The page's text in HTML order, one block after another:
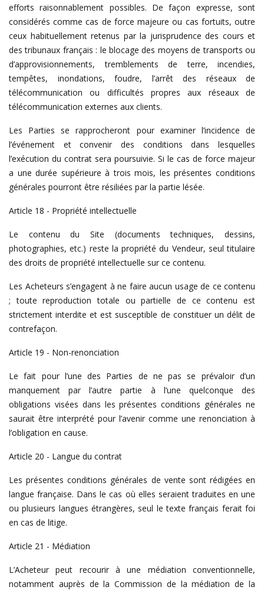
efforts raisonnablement possibles. De façon expresse, sont
considérés comme cas de force majeure ou cas fortuits, outre
ceux habituellement retenus par la jurisprudence des cours et
des tribunaux français : le blocage des moyens de transports ou
d’approvisionnements, tremblements de terre, incendies,
tempêtes, inondations, foudre, l’arrêt des réseaux de
télécommunication ou difficultés propres aux réseaux de
télécommunication externes aux clients.
Les Parties se rapprocheront pour examiner l’incidence de
l’événement et convenir des conditions dans lesquelles
l’exécution du contrat sera poursuivie. Si le cas de force majeur
a une durée supérieure à trois mois, les présentes conditions
générales pourront être résiliées par la partie lésée.
Article 18 - Propriété intellectuelle
Le contenu du Site (documents techniques, dessins,
photographies, etc.) reste la propriété du Vendeur, seul titulaire
des droits de propriété intellectuelle sur ce contenu.
Les Acheteurs s’engagent à ne faire aucun usage de ce contenu
; toute reproduction totale ou partielle de ce contenu est
strictement interdite et est susceptible de constituer un délit de
contrefaçon.
Article 19 - Non-renonciation
Le fait pour l’une des Parties de ne pas se prévaloir d’un
manquement par l’autre partie à l’une quelconque des
obligations visées dans les présentes conditions générales ne
saurait être interprété pour l’avenir comme une renonciation à
l’obligation en cause.
Article 20 - Langue du contrat
Les présentes conditions générales de vente sont rédigées en
langue française. Dans le cas où elles seraient traduites en une
ou plusieurs langues étrangères, seul le texte français ferait foi
en cas de litige.
Article 21 - Médiation
L’Acheteur peut recourir à une médiation conventionnelle,
notamment auprès de la Commission de la médiation de la